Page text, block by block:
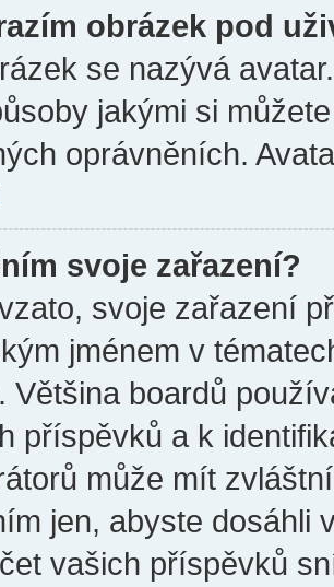
obrázek pod
se nazývá
jakými si
oprávněních.
svoje zařazení?
svoje zařazení
jménem v
Většina boardů
příspěvků a k
může mít
jen, abyste dosáhli
vašich příspěvků